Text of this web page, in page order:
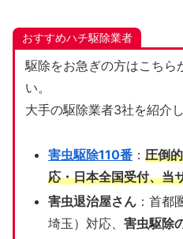
おすすめハチ駆除業者
駆除をお急ぎの方はこちら
い。
大手の駆除業者3社を紹介し
害虫駆除110番： 圧倒
応・日本全国受付、当
害虫退治屋さん：首都
埼玉）対応、 害虫駆除